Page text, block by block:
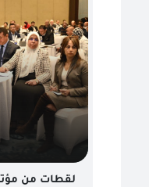
لقطات من